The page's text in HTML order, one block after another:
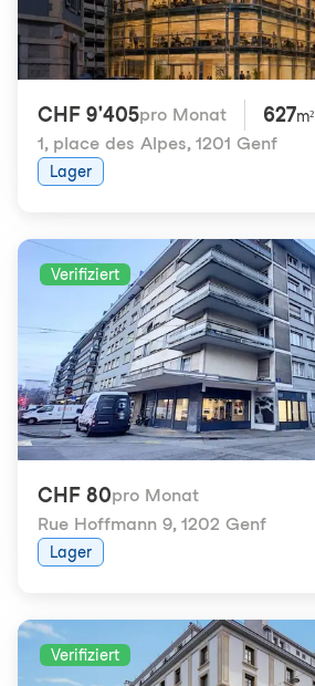
CHF 9'405pro Monat 627m²
1, place des Alpes, 1201 Genf
Lager
Verifiziert
CHF 80pro Monat
Rue Hoffmann 9, 1202 Genf
Lager
Verifiziert